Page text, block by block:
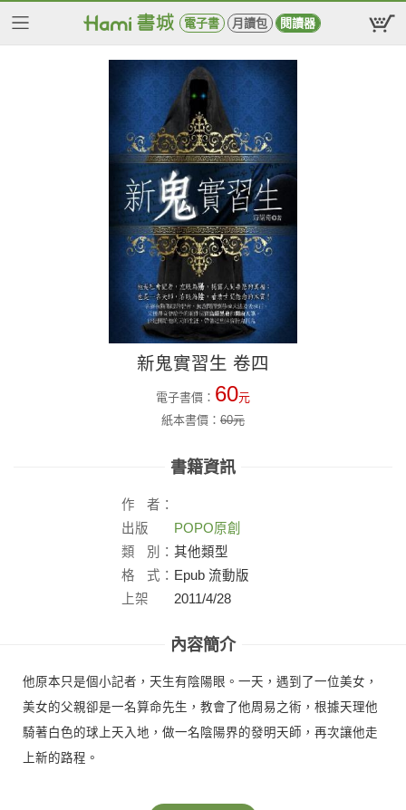
電子書 月讀包 閱讀器
新鬼實習生 卷四
電子書價： 60元
紙本書價： 60元
書籍資訊
作
者：
出版
社：
POPO原創
類
別： 其他類型
格
式： Epub 流動版
上架
2011/4/28
內容簡介
他原本只是個小記者，天生有陰陽眼。一天，遇到了一位美女，
美女的父親卻是一名算命先生，教會了他周易之術，根據天理他
騎著白色的球上天入地，做一名陰陽界的發明天師，再次讓他走
上新的路程。